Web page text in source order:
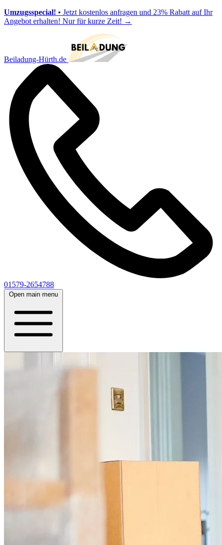
Umzugsspecial! • Jetzt kostenlos anfragen und 23% Rabatt auf Ihr
Angebot erhalten! Nur für kurze Zeit! →
Beiladung-Hürth.de
01579-2654788
Open main menu